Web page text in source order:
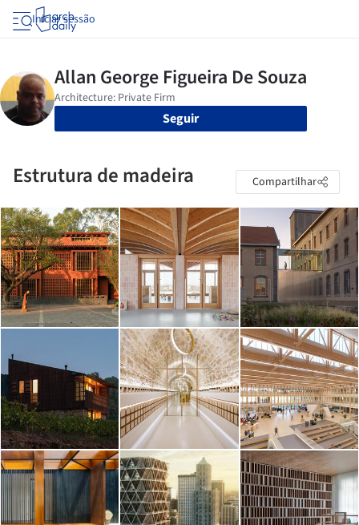
Iniciar sessão
Seguir
Estrutura de madeira Compartilhar